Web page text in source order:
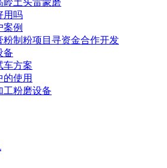
岭土头雷蒙磨
用吗
案例
粉制粉项目寻资金合作开发
备
车方案
的使用
工粉磨设备